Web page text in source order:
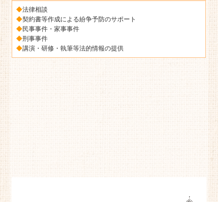
◆法律相談
◆契約書等作成による紛争予防のサポート
◆民事事件・家事事件
◆刑事事件
◆講演・研修・執筆等法的情報の提供